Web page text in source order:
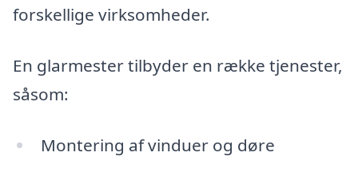
forskellige virksomheder.
En glarmester tilbyder en række tjenester,
såsom:
Montering af vinduer og døre